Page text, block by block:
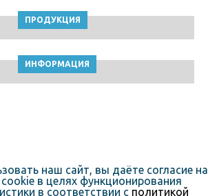
ПРОДУКЦИЯ
ИНФОРМАЦИЯ
наш сайт, вы даёте согласие на
в целях функционирования
в соответствии с политикой